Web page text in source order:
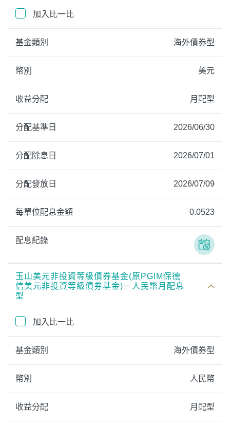
加入比一比
基金類別 海外債券型
幣別 美元
收益分配 月配型
分配基準日 2026/06/30
分配除息日 2026/07/01
分配發放日 2026/07/09
每單位配息金額 0.0523
配息紀錄
玉山美元非投資等級債券基金(原PGIM保德
信美元非投資等級債券基金)－人民幣月配息
型
加入比一比
基金類別 海外債券型
幣別 人民幣
收益分配 月配型